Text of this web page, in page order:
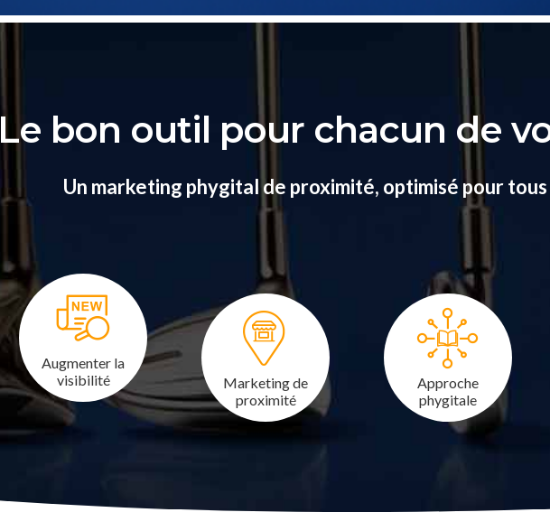
Le bon outil pour chacun de
Un marketing phygital de proximité, optimisé pour
Augmenter la
visibilité
Marketing de
proximité
Approche
phygitale